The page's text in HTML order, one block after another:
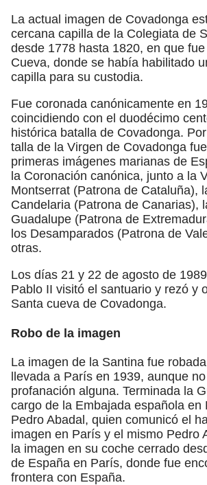
La actual imagen de Covadonga
cercana capilla de la Colegiata de
desde 1778 hasta 1820, en que
Cueva, donde se había habilitado
capilla para su custodia.
Fue coronada canónicamente en
coincidiendo con el duodécimo
histórica batalla de Covadonga.
talla de la Virgen de Covadonga
primeras imágenes marianas de
la Coronación canónica, junto a la
Montserrat (Patrona de Cataluña),
Candelaria (Patrona de Canarias),
Guadalupe (Patrona de
los Desamparados (Patrona de
otras.
Los días 21 y 22 de agosto de
Pablo II visitó el santuario y rezó y
Santa cueva de Covadonga.
Robo de la imagen
La imagen de la Santina fue
llevada a París en 1939, aunque
profanación alguna. Terminada la
cargo de la Embajada española en
Pedro Abadal, quien comunicó el
imagen en París y el mismo Pedro
la imagen en su coche cerrado
de España en París, donde fue
frontera con España.